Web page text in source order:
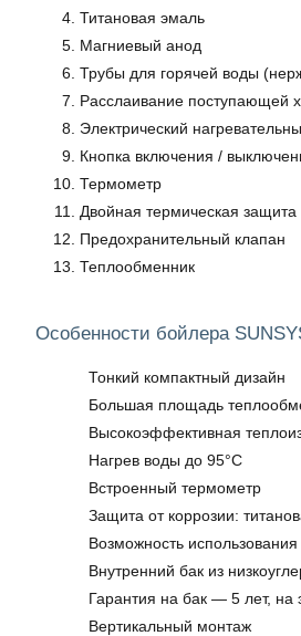
Титановая эмаль
Магниевый анод
Трубы для горячей воды
Расслаивание поступающей
Электрический
Кнопка включения /
Термометр
Двойная термическая защита
Предохранительный клапан
Теплообменник
Особенности бойлера
Тонкий компактный дизайн
Большая площадь
Высокоэффективная
Нагрев воды до 95°C
Встроенный термометр
Защита от коррозии:
Возможность
Внутренний бак из
Гарантия на бак — 5 лет, на
Вертикальный монтаж